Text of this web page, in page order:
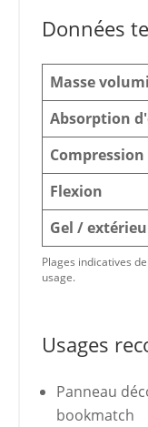
Données
Masse
Absorption
Compression
Flexion
Gel /
Plages indicatives
usage.
Usages
Panneau
bookmatch